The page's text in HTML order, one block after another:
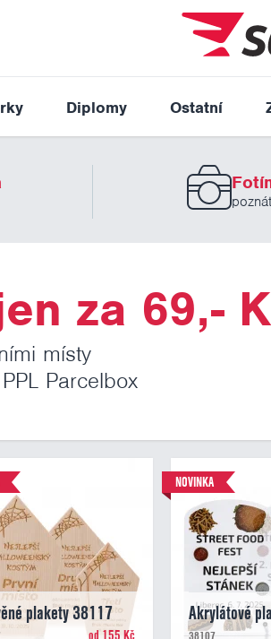
Diplomy Ostatní
za 69,-
místy
Parcelbox
plakety 38117
od 155 Kč
Akrylátové
38107
NOVINKA